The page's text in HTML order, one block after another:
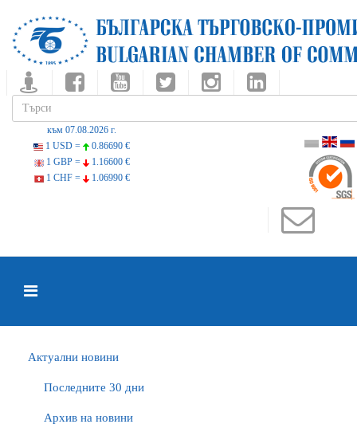
към 07.08.2026 г.
1 USD =
0.86690 €
1 GBP =
1.16600 €
1 CHF =
1.06990 €
Актуални новини
Последните 30 дни
Архив на новини